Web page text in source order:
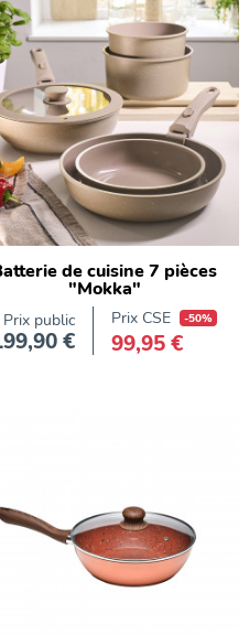
de cuisine 7 pièces
"Mokka"
Prix public
Prix
€
Prix CSE -50%
99,95 €